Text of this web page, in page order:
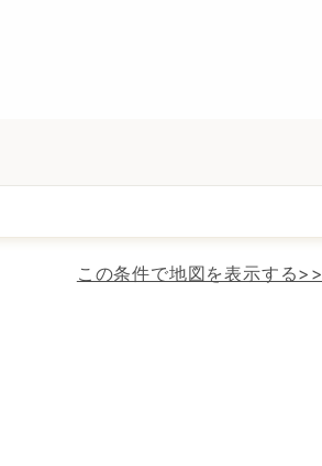
この条件で地図を表示する>>